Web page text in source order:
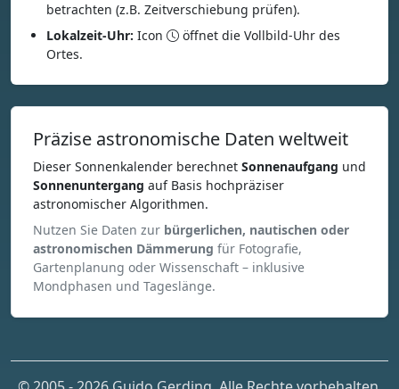
betrachten (z.B. Zeitverschiebung prüfen).
Lokalzeit-Uhr: Icon
öffnet die Vollbild-Uhr des
Ortes.
Präzise astronomische Daten weltweit
Dieser Sonnenkalender berechnet Sonnenaufgang und
Sonnenuntergang auf Basis hochpräziser
astronomischer Algorithmen.
Nutzen Sie Daten zur bürgerlichen, nautischen oder
astronomischen Dämmerung für Fotografie,
Gartenplanung oder Wissenschaft – inklusive
Mondphasen und Tageslänge.